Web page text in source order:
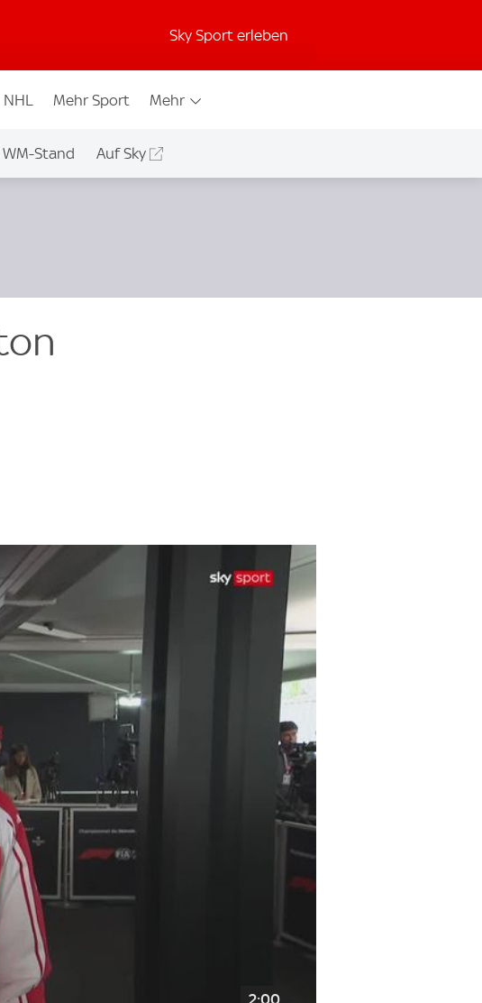
Sky Sport erleben
NHL Mehr Sport Mehr
WM-Stand Auf Sky
2:00